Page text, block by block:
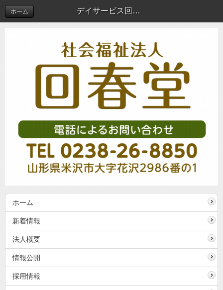
デイサービス回春堂花沢
ホーム
ホーム
新着情報
法人概要
情報公開
採用情報